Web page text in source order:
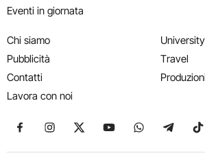
Eventi in giornata
Chi siamo
Pubblicità
Contatti
Lavora con noi
University
Travel
Seguici su Facebook
Seguici su Instagram
Seguici su X
Seguici su YouTube
Seguici su
Seguici